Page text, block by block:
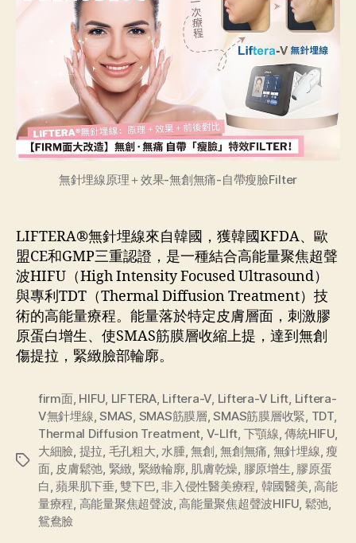
無針埋線原理＋效果-無創無痛-自帶瘦臉Filter
LIFTERA®無針埋線來自韓國，獲韓國KFDA、歐
盟CE和GMP三重認證，是一種結合高能量聚焦超聲
波HIFU（High Intensity Focused Ultrasound）
與專利TDT（Thermal Diffusion Treatment）技
術的高能量療程。能量落於特定皮膚層面，刺激膠
原蛋白增生、使SMAS筋膜層收縮上提，達到無創
傷提拉，緊緻臉部輪廓。
firm面, HIFU, LIFTERA, Liftera-V, Liftera-V Lift, Liftera-
V無針埋線,SMAS, SMAS筋膜層,SMAS筋膜層收緊, TDT,
Thermal Diffusion Treatment, V-LIft, 下顎線,傳統HIFU,
大細臉, 提拉, 毛孔粗大,水腫,無創,無創無痛, 無針埋線, 瘦
面, 皮膚鬆弛, 緊緻, 緊緻輪廓, 肌膚乾燥, 膠原增生, 膠原蛋
白,蘋果肌下垂,雙下巴,非入侵性醫美療程, 韓國醫美,高能
量療程, 高能量聚焦超聲波,高能量聚焦超聲波HIFU, 鬆弛,
鴛鴦臉